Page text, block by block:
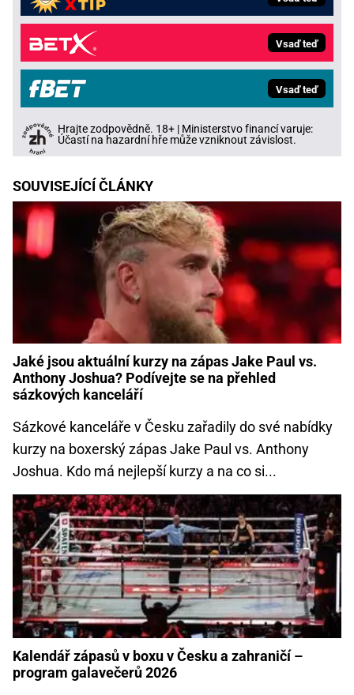
Vsaď teď
Vsaď teď
Hrajte zodpovědně. 18+ | Ministerstvo financí varuje:
Účastí na hazardní hře může vzniknout závislost.
SOUVISEJÍCÍ ČLÁNKY
Jaké jsou aktuální kurzy na zápas Jake Paul vs.
Anthony Joshua? Podívejte se na přehled
sázkových kanceláří
Sázkové kanceláře v Česku zařadily do své nabídky
kurzy na boxerský zápas Jake Paul vs. Anthony
Joshua. Kdo má nejlepší kurzy a na co si...
Kalendář zápasů v boxu v Česku a zahraničí –
program galavečerů 2026